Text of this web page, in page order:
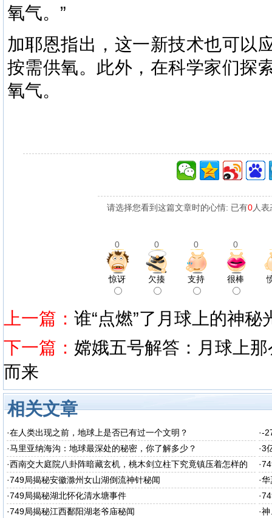
氧气。”
加耶恩指出，这一新技术也可以
按需供氧。此外，在科学家们探
氧气。
请选择您看到这篇文章时的心情: 已有0人
0 0 0 0
惊讶 欠揍 支持 很棒
上一篇： 谁“点燃”了月球上的神秘
下一篇： 嫦娥五号解答：月球上
而来
相关文章
·在人类出现之前，地球上是否已有过一个文明？ ·-
·马里亚纳海沟：地球最深处的秘密，你了解多少？ ·3
·西南交大庭院八卦阵暗藏玄机，桃木剑立柱下究竟镇压着怎样的
秘密呢
·
·749局揭秘安徽滁州女山湖倒流神针秘闻 ·华
·749局揭秘湖北怀化清水塘事件 ·
·749局揭秘江西鄱阳湖老爷庙秘闻 ·神